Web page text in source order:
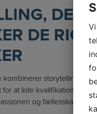
DER
DE
storytelling og
at liste kvalifikationer og
og fællesskabet